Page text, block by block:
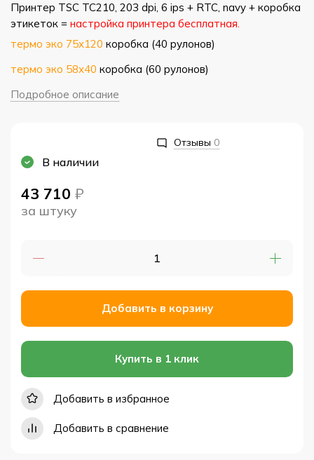
Принтер TSC TC210, 203 dpi, 6 ips + RTC, navy + коробка
этикеток = настройка принтера бесплатная.
термо эко 75х120 коробка (40 рулонов)
термо эко 58х40 коробка (60 рулонов)
Подробное описание
Отзывы 0
В наличии
43 710 ₽
за штуку
Добавить в корзину
Купить в 1 клик
Добавить в избранное
Добавить в сравнение